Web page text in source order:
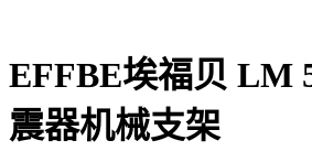
EFFBE埃福贝 LM
震器机械支架